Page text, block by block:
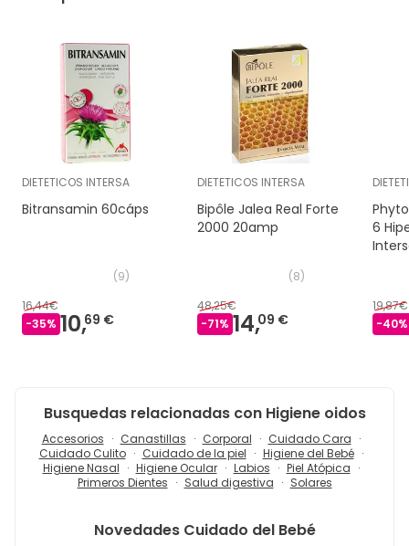
DIETETICOS INTERSA
Bitransamin 60cáps
(9)
16,44€
-35% 10,69 €
DIETETICOS INTERSA
Bipôle Jalea Real Forte
2000 20amp
(8)
48,25€
-71% 14,09 €
6
19,87€
-40%
Busquedas relacionadas con Higiene oidos
Accesorios Canastillas Corporal
Cuidado Cara
Cuidado Culito
Cuidado de la piel
Higiene del Bebé
Higiene Nasal
Higiene Ocular Labios
Piel Atópica
Primeros Dientes
Salud digestiva Solares
Novedades Cuidado del Bebé